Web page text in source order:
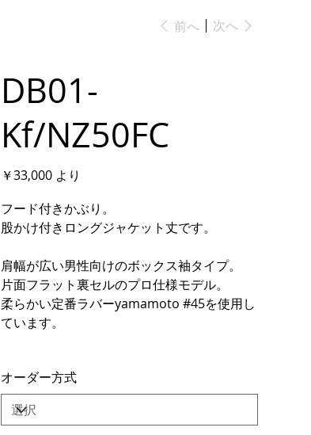
前へ 次へ
DB01-
Kf/NZ50FC
価
格
￥33,000 より
フード付きかぶり。
股かけ付きロングジャケット丈です。
肩幅が広い男性向けのボックス袖タイプ。
片面フラット裏セルのプロ仕様モデル。
柔らかい定番ラバーyamamoto #45を使用し
ています。
オーダー方式